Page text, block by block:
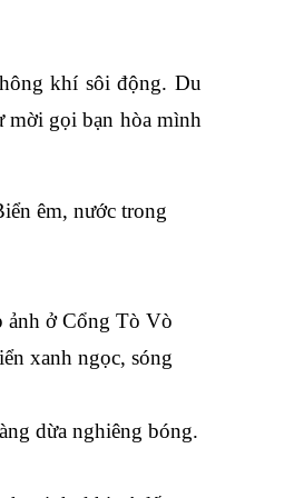
khí sôi động. Du
mời gọi bạn hòa mình
êm, nước trong
ảnh ở Cổng Tò Vò
xanh ngọc, sóng
dừa nghiêng bóng.